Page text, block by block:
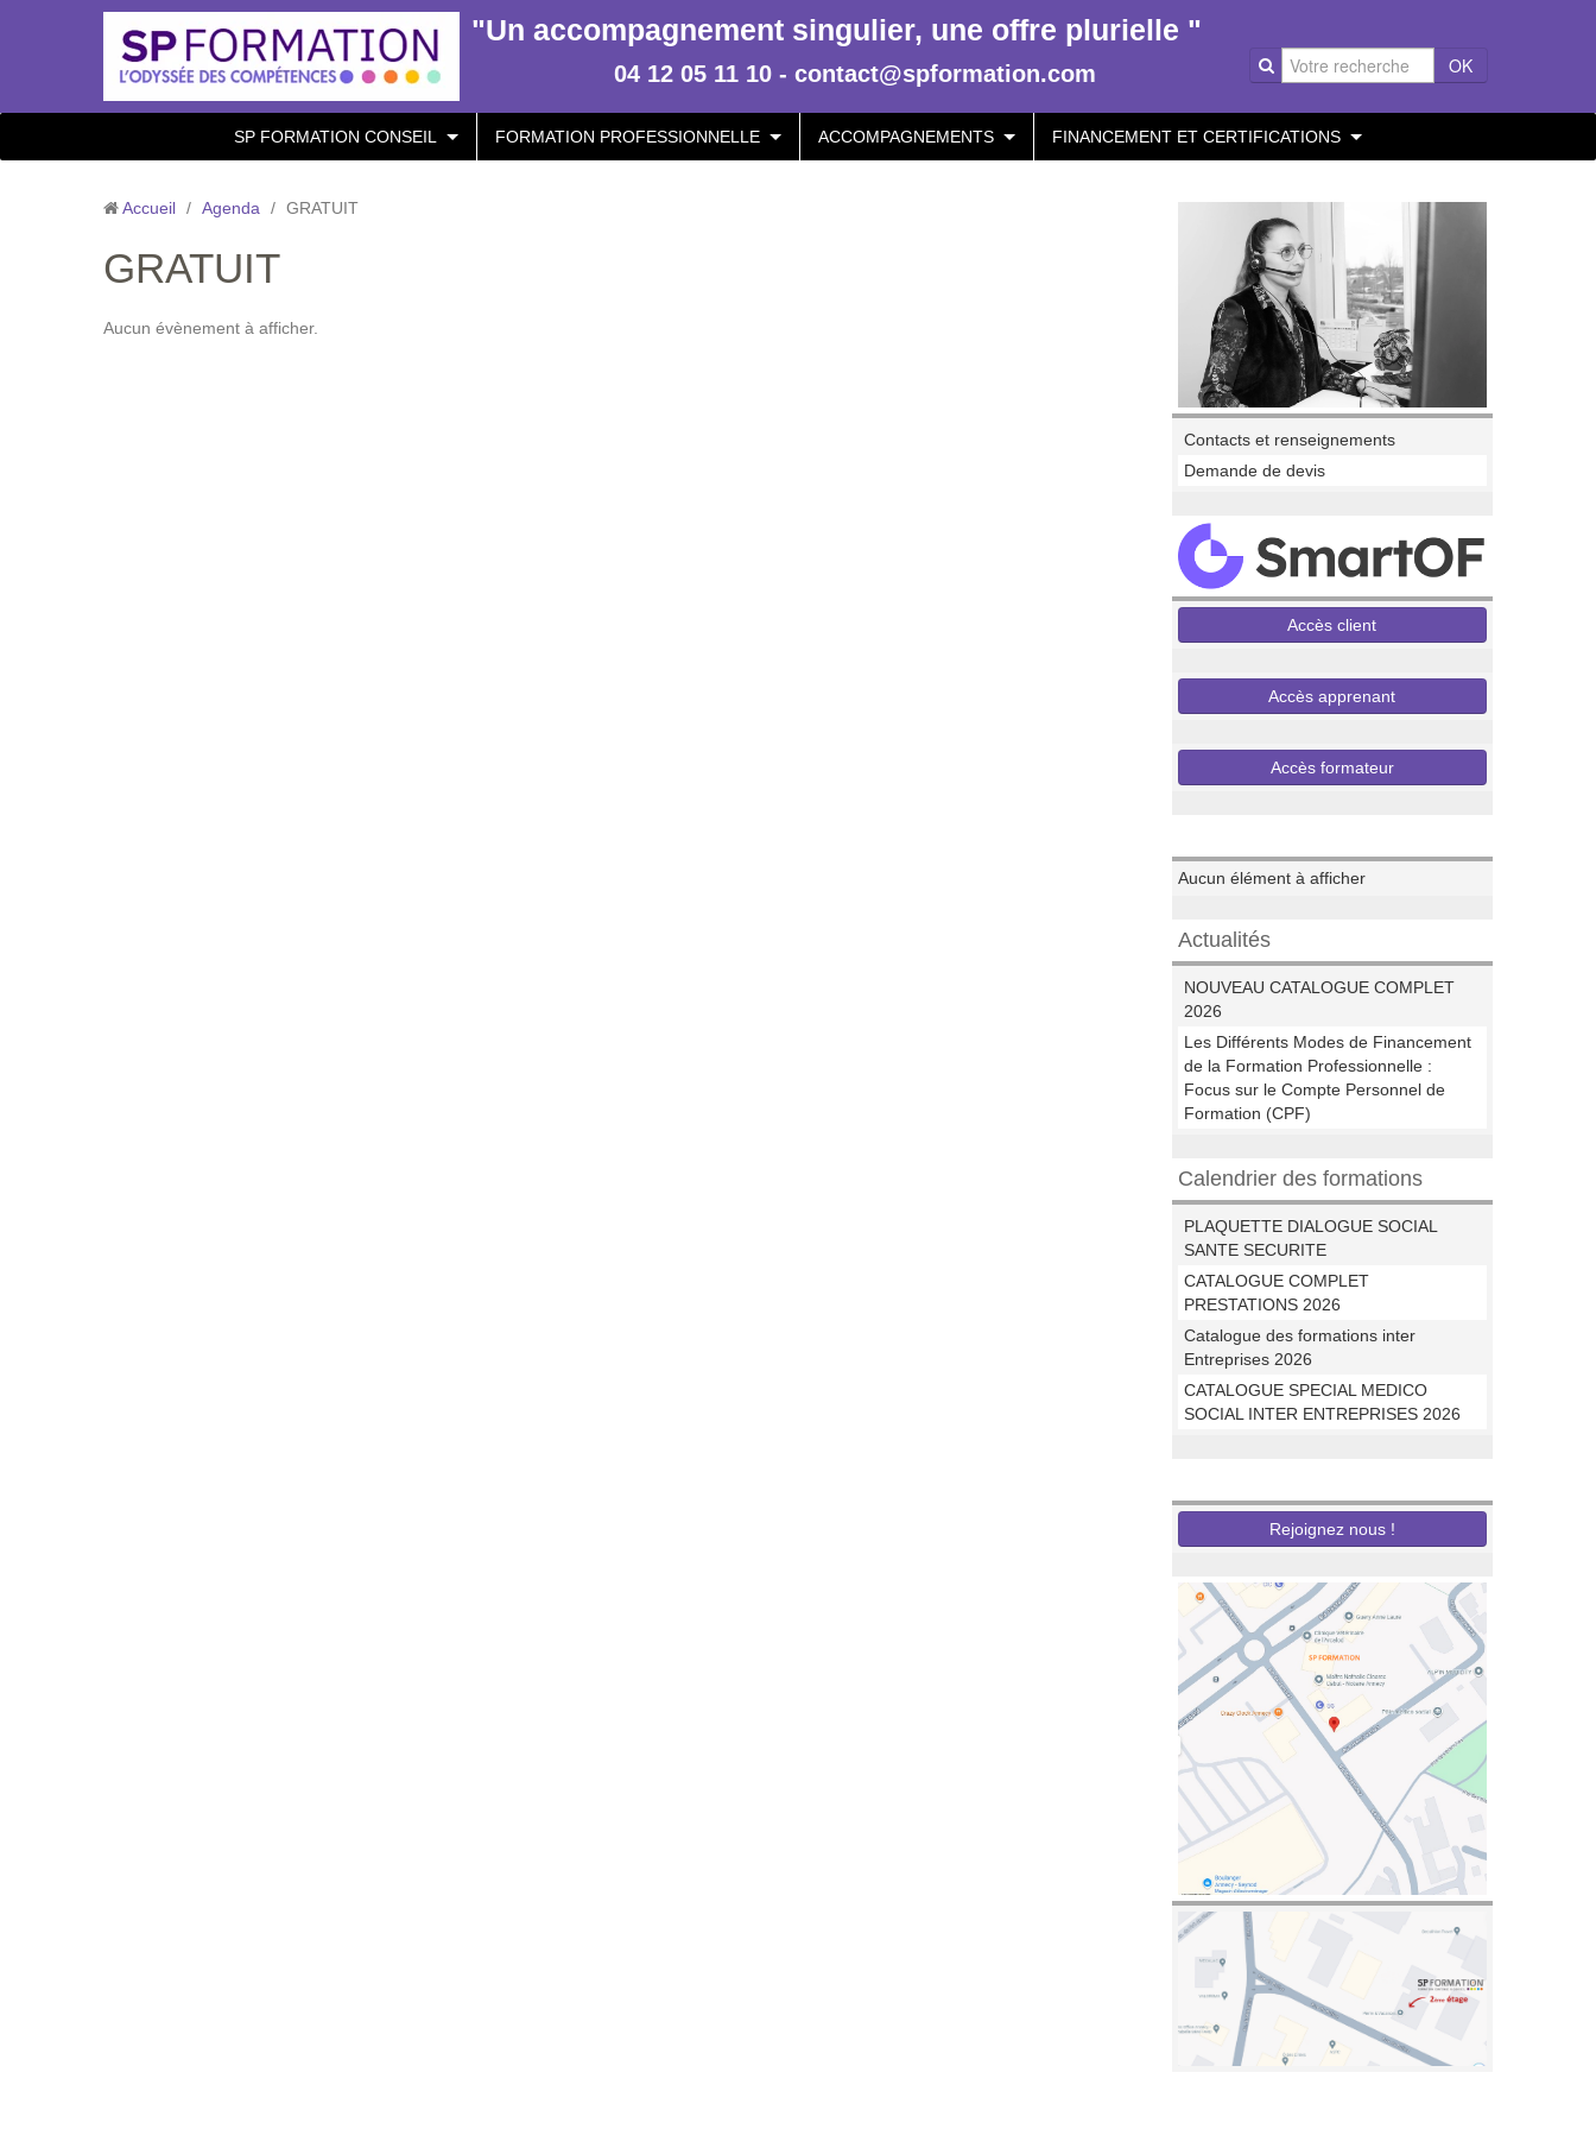
OK
"Un accompagnement singulier, une offre plurielle "
04 12 05 11 10 - contact@spformation.com
SP FORMATION CONSEIL FORMATION PROFESSIONNELLE ACCOMPAGNEMENTS FINANCEMENT ET CERTIFICATIONS
Accueil / Agenda / GRATUIT
GRATUIT
Aucun évènement à afficher.
Contacts et renseignements
Demande de devis
Accès client
Accès apprenant
Accès formateur
Aucun élément à afficher
Actualités
NOUVEAU CATALOGUE COMPLET
2026
Les Différents Modes de Financement
de la Formation Professionnelle :
Focus sur le Compte Personnel de
Formation (CPF)
Calendrier des formations
PLAQUETTE DIALOGUE SOCIAL
SANTE SECURITE
CATALOGUE COMPLET
PRESTATIONS 2026
Catalogue des formations inter
Entreprises 2026
CATALOGUE SPECIAL MEDICO
SOCIAL INTER ENTREPRISES 2026
Rejoignez nous !